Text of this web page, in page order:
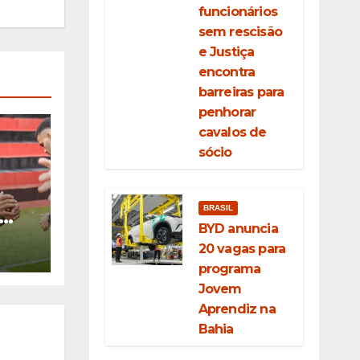
funcionários
sem rescisão
e Justiça
encontra
barreiras para
penhorar
cavalos de
sócio
BRASIL
BYD anuncia
20 vagas para
programa
Jovem
Aprendiz na
Bahia